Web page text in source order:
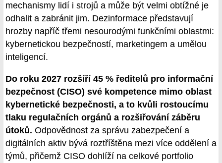
mechanismy lidí i strojů a může být velmi obtížné je
odhalit a zabránit jim. Dezinformace představují
hrozby napříč třemi nesourodými funkčními oblastmi:
kybernetickou bezpečností, marketingem a umělou
inteligencí.
Do roku 2027 rozšíří 45 % ředitelů pro informační
bezpečnost (CISO) své kompetence mimo oblast
kybernetické bezpečnosti, a to kvůli rostoucímu
tlaku regulačních orgánů a rozšiřování záběru
útoků. Odpovědnost za správu zabezpečení a
digitálních aktiv bývá roztříštěna mezi více oddělení a
týmů, přičemž CISO dohlíží na celkové portfolio